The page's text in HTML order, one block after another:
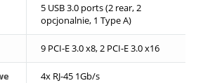
5 USB 3.0 ports (2 rear, 2
opcjonalnie, 1 Type A)
9 PCI-E 3.0 x8, 2 PCI-E 3.0 x16
4x RJ-45 1Gb/s